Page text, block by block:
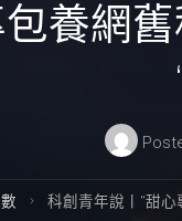
養網
科創青年說丨“甜心